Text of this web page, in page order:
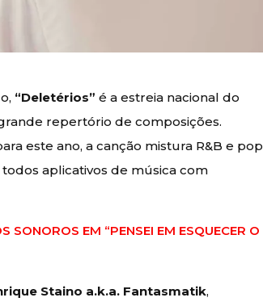
“Deletérios” é a estreia nacional do
repertório de composições.
este ano, a canção mistura R&B e pop
aplicativos de música com
SONOROS EM “PENSEI EM ESQUECER O
Staino a.k.a. Fantasmatik,